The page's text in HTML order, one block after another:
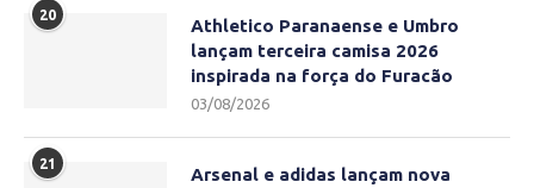
20
Athletico Paranaense e Umbro
lançam terceira camisa 2026
inspirada na força do Furacão
03/08/2026
21
Arsenal e adidas lançam nova